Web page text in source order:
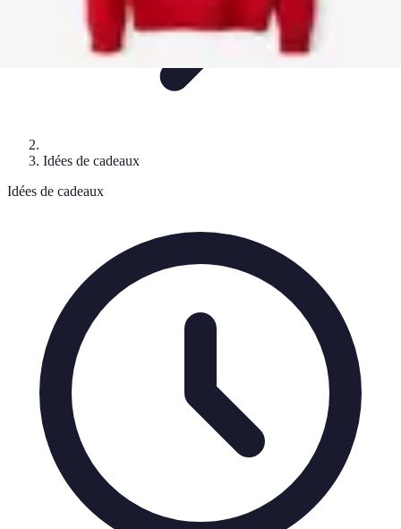
Idées de cadeaux
Idées de cadeaux